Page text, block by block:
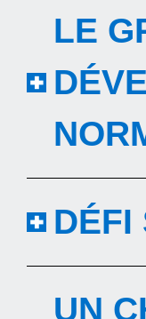
LE
DÉFI
UN